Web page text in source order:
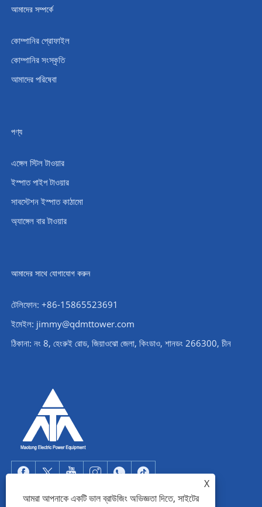
আমাদের সম্পর্কে
কোম্পানির প্রোফাইল
কোম্পানির সংস্কৃতি
আমাদের পরিষেবা
পণ্য
এঙ্গেল স্টিল টাওয়ার
ইস্পাত পাইপ টাওয়ার
সাবস্টেশন ইস্পাত কাঠামো
অ্যাঙ্গেল বার টাওয়ার
আমাদের সাথে যোগাযোগ করুন
টেলিফোন: +86-15865523691
ইমেইল: jimmy@qdmttower.com
ঠিকানা: নং 8, হেংরুই রোড, জিয়াওঝো জেলা, কিংডাও, শানডং 266300, চীন
X
আমরা আপনাকে একটি ভাল ব্রাউজিং অভিজ্ঞতা দিতে, সাইটের